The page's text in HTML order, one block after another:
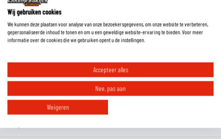
beschikbare kleuren van de N120-1
EXTRA INFORMATIE
REVIEWS
Wij gebruiken cookies
We kunnen deze plaatsen voor analyse van onze bezoekersgegevens, om onze website te verbeteren,
gepersonaliseerde inhoud te tonen en om u een geweldige website-ervaring te bieden. Voor meer
informatie over de cookies die we gebruiken opent u de instellingen.
Accepteer alles
Nee, pas aan
Weigeren